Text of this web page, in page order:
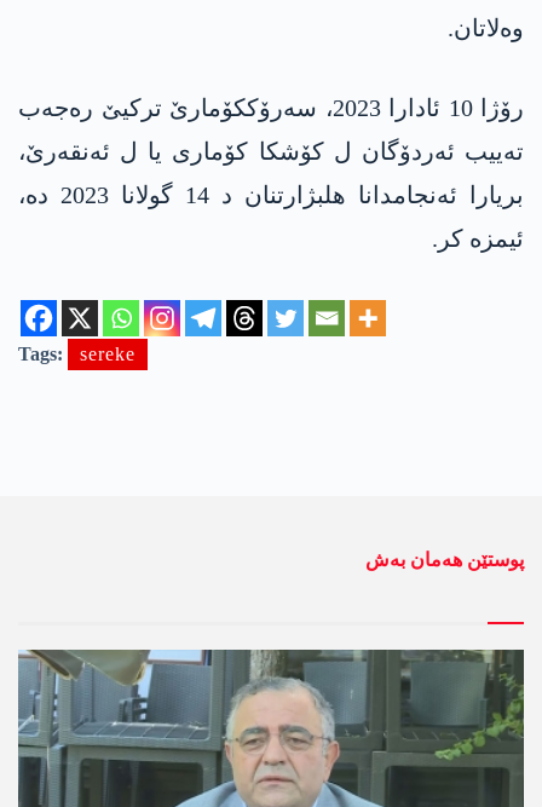
وەلاتان.
رۆژا 10 ئادارا 2023، سەرۆککۆمارێ ترکیێ رەجەب
تەییب ئەردۆگان ل کۆشکا کۆماری یا ل ئەنقەرێ،
بریارا ئەنجامدانا ھلبژارتنان د 14 گولانا 2023 دە،
ئیمزە کر.
Tags: sereke
پوستێن ھەمان بەش